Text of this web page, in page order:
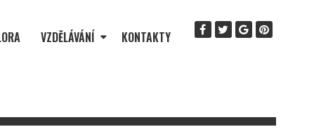
VZDĚLÁVÁNÍ KONTAKTY